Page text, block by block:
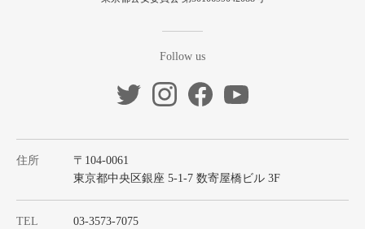
Follow us
住所
〒104-0061
東京都中央区銀座 5-1-7 数寄屋橋ビル 3F
TEL 03-3573-7075